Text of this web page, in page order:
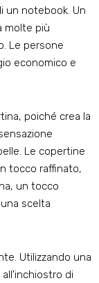
un notebook. Un
molte più
Le persone
economico e
poiché crea la
Le copertine
tocco raffinato,
un tocco
scelta
Utilizzando una
di